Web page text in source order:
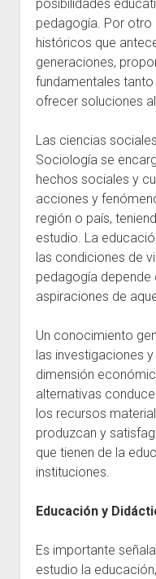
posibilidades
pedagogía. Por
históricos que
generaciones,
fundamentales
ofrecer soluciones
Las ciencias
Sociología se
hechos sociales y
acciones y
región o país,
estudio. La
las condiciones de
pedagogía
aspiraciones de
Un conocimiento
las investigaciones
dimensión
alternativas
los recursos
produzcan y
que tienen de la
instituciones.
Educación y
Es importante
estudio la